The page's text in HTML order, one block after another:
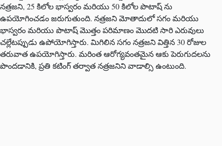
నత్రజని, 25 కిలోల భాస్వరం మరియు 50 కిలోల పొటాష్ ను
ఉపయోగించడం జరుగుతుంది. నత్రజని మోతాదులో సగం మరియు
భాస్వరం మరియు పొటాష్ మొత్తం పరిమాణం మొదటి సారి ఎరువులు
చల్లేటప్పుడు ఉపోయోగిస్తారు. మిగిలిన సగం నత్రజని విత్తిన 30 రోజుల
తరువాత ఉపయోగిస్తారు. మరింత ఆరోగ్యవంతమైన ఆకు పెరుగుదలను
పొందడానికి, ప్రతి కటింగ్ తర్వాత నత్రజనిని వాడాల్సి ఉంటుంది.